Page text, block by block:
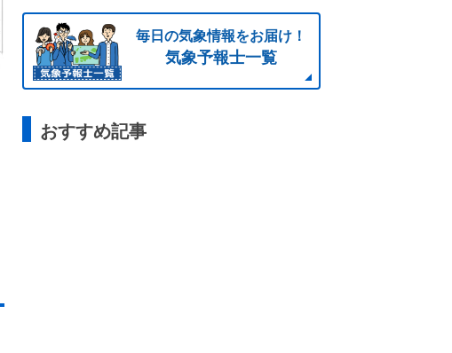
毎日の気象情報をお届け！
気象予報士一覧
おすすめ記事